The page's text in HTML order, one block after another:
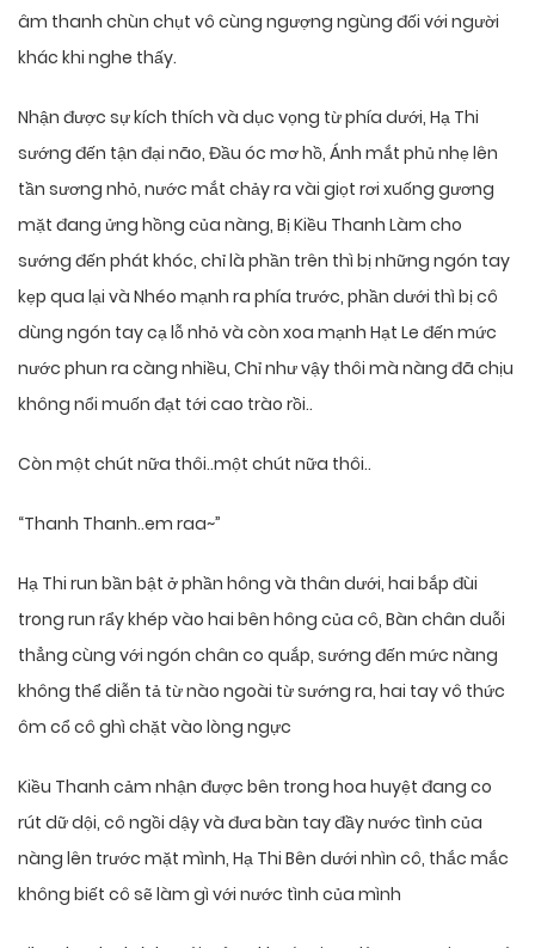
âm thanh chùn chụt vô cùng ngượng ngùng đối với người
khác khi nghe thấy.
Nhận được sự kích thích và dục vọng từ phía dưới, Hạ Thi
sướng đến tận đại não, Đầu óc mơ hồ, Ánh mắt phủ nhẹ lên
tần sương nhỏ, nước mắt chảy ra vài giọt rơi xuống gương
mặt đang ửng hồng của nàng, Bị Kiều Thanh Làm cho
sướng đến phát khóc, chỉ là phần trên thì bị những ngón tay
kẹp qua lại và Nhéo mạnh ra phía trước, phần dưới thì bị cô
dùng ngón tay cạ lỗ nhỏ và còn xoa mạnh Hạt Le đến mức
nước phun ra càng nhiều, Chỉ như vậy thôi mà nàng đã chịu
không nổi muốn đạt tới cao trào rồi..
Còn một chút nữa thôi..một chút nữa thôi..
“Thanh Thanh..em raa~”
Hạ Thi run bần bật ở phần hông và thân dưới, hai bắp đùi
trong run rẩy khép vào hai bên hông của cô, Bàn chân duỗi
thẳng cùng với ngón chân co quắp, sướng đến mức nàng
không thể diễn tả từ nào ngoài từ sướng ra, hai tay vô thức
ôm cổ cô ghì chặt vào lòng ngực
Kiều Thanh cảm nhận được bên trong hoa huyệt đang co
rút dữ dội, cô ngồi dậy và đưa bàn tay đầy nước tình của
nàng lên trước mặt mình, Hạ Thi Bên dưới nhìn cô, thắc mắc
không biết cô sẽ làm gì với nước tình của mình